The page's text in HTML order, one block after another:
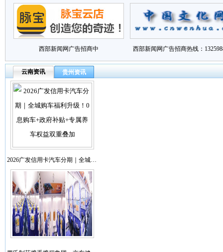
西部新闻网广告招商中 西部新闻网广告招商热线：
云南资讯 贵州资讯
2026广发信用卡汽车分期｜全城…